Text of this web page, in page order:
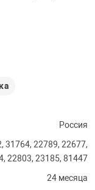
Россия
31764, 22789, 22677,
22803, 23185, 81447
24 месяца